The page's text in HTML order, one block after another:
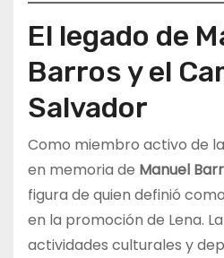
El legado de
Barros y el
Salvador
Como miembro activo de
en memoria de Manuel
figura de quien definió
en la promoción de Lena.
actividades culturales y